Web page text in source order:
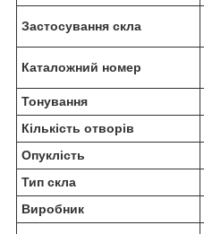
Застосування скла
Каталожний номер
Тонування
Кількість отворів
Опуклість
Тип скла
Виробник